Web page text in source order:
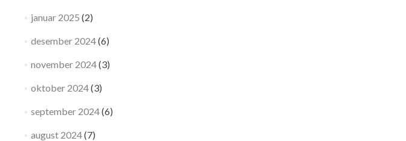
januar 2025 (2)
desember 2024(6)
november 2024(3)
oktober 2024(3)
september 2024(6)
august 2024(7)